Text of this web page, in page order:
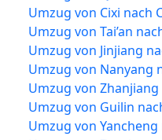
Umzug von Cixi nach
Umzug von Tai’an
Umzug von Jinjiang
Umzug von Nanyang
Umzug von
Umzug von Guilin
Umzug von Yancheng